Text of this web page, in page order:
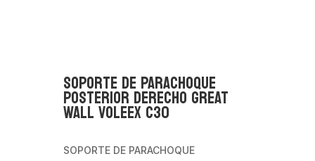
SOPORTE DE PARACHOQUE
POSTERIOR DERECHO GREAT
WALL VOLEEX C30
SOPORTE DE PARACHOQUE